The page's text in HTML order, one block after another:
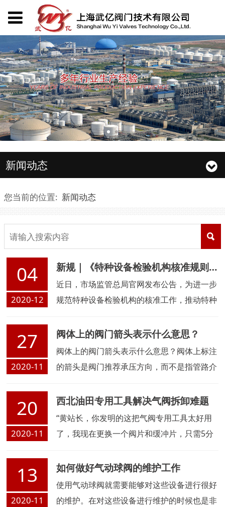
新闻动态
您当前的位置: 新闻动态
04
2020-12
新规｜《特种设备检验机构核准规则（征求意见稿）》发布
近日，市场监管总局官网发布公告，为进一步
规范特种设备检验机构的核准工作，推动特种
市场监管总局组织起草了《特种设备检验机构
核准规则（征求意见稿）》
27
2020-11
阀体上的阀门箭头表示什么意思？
阀体上的阀门箭头表示什么意思？阀体上标注
的箭头是阀门推荐承压方向，而不是指管路介
出指示箭头，也可以标出箭头，因为这个阀门
箭头是指推荐承压方向的，左右或...
20
2020-11
西北油田专用工具解决气阀拆卸难题
“黄站长，你发明的这把气阀专用工具太好用
了，我现在更换一个阀片和缓冲片，只需5分
缩机一个气阀的阀片和缓冲片后
13
2020-11
如何做好气动球阀的维护工作
使用气动球阀就需要能够对这些设备进行很好
的维护。在对这些设备进行维护的时候也是非